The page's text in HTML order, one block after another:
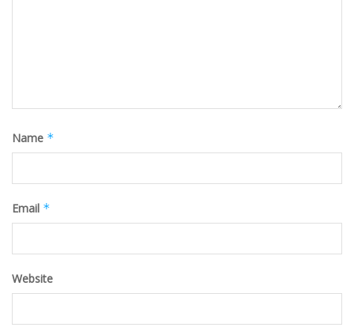
Name *
Email *
Website